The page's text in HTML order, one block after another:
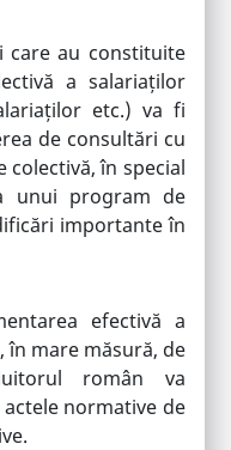
care au constituite
a salariaților
etc.) va fi
de consultări cu
în special
unui program de
importante în
efectivă a
în mare măsură, de
român va
normative de